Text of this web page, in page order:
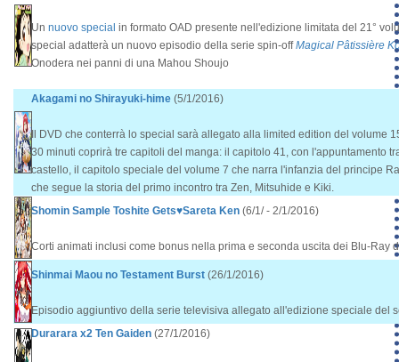
Un nuovo special in formato OAD presente nell'edizione limitata del 21°
special adatterà un nuovo episodio della serie spin-offMagical Pâtissière
Onodera nei panni di una Mahou Shoujo
Akagami no Shirayuki-hime (5/1/2016)
Il DVD che conterrà lo special sarà allegato alla limited edition del volume
30 minuti coprirà tre capitoli del manga: il capitolo 41, con l'appuntamento
castello, il capitolo speciale del volume 7 che narra l'infanzia del principe
che segue la storia del primo incontro tra Zen, Mitsuhide e Kiki.
Shomin Sample Toshite Gets♥Sareta Ken (6/1/ - 2/1/2016)
Corti animati inclusi come bonus nella prima e seconda uscita dei Blu-Ray
Shinmai Maou no Testament Burst (26/1/2016)
Episodio aggiuntivo della serie televisiva allegato all'edizione speciale del
Durarara x2 Ten Gaiden (27/1/2016)